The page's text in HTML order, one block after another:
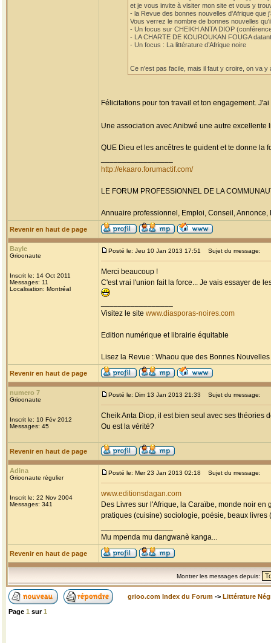
et je vous invite à visiter mon site et vous y
- la Revue des bonnes nouvelles d'Afrique que
Vous verrez le nombre de bonnes nouvelles
- Un focus sur CHEIKH ANTA DIOP
- LA CHARTE DE KOUROUKAN FOUGA
- Un focus : La littérature d’Afrique noire
Ce n'est pas facile, mais il faut y croire, on va y
Félicitations pour ton travail et ton engagement.
Une association avec Anibwé une autre
QUE Dieu et les ancêtres te guident et te donne la
http://ekaaro.forumactif.com/
LE FORUM PROFESSIONNEL DE LA
Annuaire professionnel, Emploi, Conseil,
Revenir en haut de page
Bayle
Grioonaute
Inscrit le: 14 Oct 2011
Messages: 11
Localisation: Montréal
Posté le: Jeu 10 Jan 2013 17:51 Sujet du message:
Merci beaucoup !
C'est vrai l'union fait la force... Je vais essayer de
Visitez le site www.diasporas-noires.com
Edition numérique et librairie équitable
Lisez la Revue : Whaou que des Bonnes
Revenir en haut de page
numero 7
Grioonaute
Inscrit le: 10 Fév 2012
Messages: 45
Posté le: Dim 13 Jan 2013 21:33 Sujet du message:
Cheik Anta Diop, il est bien seul avec ses théories
Ou est la vérité?
Revenir en haut de page
Adina
Grioonaute régulier
Inscrit le: 22 Nov 2004
Messages: 341
Posté le: Mer 23 Jan 2013 02:18 Sujet du message:
www.editionsdagan.com
Des Livres sur l'Afrique, la Caraïbe, monde noir
pratiques (cuisine) sociologie, poésie, beaux livres
Mu mpenda mu dangwanè kanga...
Revenir en haut de page
Montrer les messages depuis:
grioo.com Index du Forum -> Littérature
Page 1 sur1